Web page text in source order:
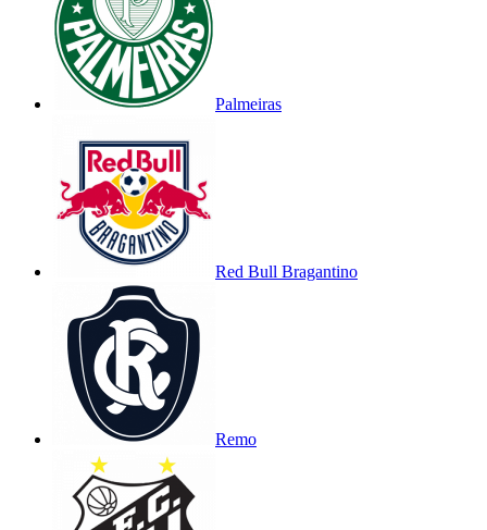
Palmeiras
Red Bull Bragantino
Remo